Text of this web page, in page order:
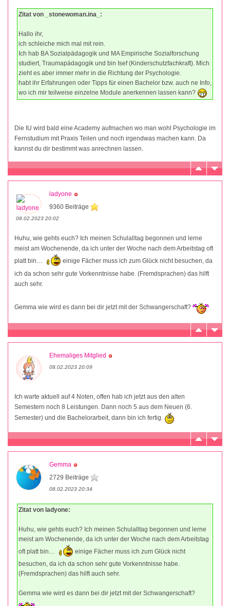
Zitat von _stonewoman.ina_:
Hallo ihr,
ich schleiche mich mal mit rein.
Ich hab BA Sozialpädagogik und MA Empirische Sozialforschung
studiert, Traumapädagogik und bin Isef (Kinderschutzfachkraft). Mich
zieht es aber immer mehr in die Richtung der Psychologie.
habt ihr Erfahrungen oder Tipps für einen Bachelor bzw. auch ne Info,
wo ich mir teilweise einzelne Module anerkennen lassen kann?
Die IU wird bald eine Academy aufmachen wo man wohl Psychologie im
Fernstudium mit Praxis Teilen und noch irgendwas machen kann. Da
kannst du dir bestimmt was anrechnen lassen.
ladyone
9360 Beiträge
08.02.2023 20:02
Huhu, wie gehts euch? Ich meinen Schulalltag begonnen und lerne
meist am Wochenende, da ich unter der Woche nach dem Arbeitstag oft
platt bin…
einige Fächer muss ich zum Glück nicht besuchen, da
ich da schon sehr gute Vorkenntnisse habe. (Fremdsprachen) das hilft
auch sehr.
Gemma wie wird es dann bei dir jetzt mit der Schwangerschaft?
Ehemaliges Mitglied
08.02.2023 20:09
Ich warte aktuell auf 4 Noten, offen hab ich jetzt aus den alten
Semestern noch 8 Leistungen. Dann noch 5 aus dem Neuen (6.
Semester) und die Bachelorarbeit, dann bin ich fertig.
Gemma
2729 Beiträge
08.02.2023 20:34
Zitat von ladyone:
Huhu, wie gehts euch? Ich meinen Schulalltag begonnen und lerne
meist am Wochenende, da ich unter der Woche nach dem Arbeitstag
oft platt bin…
einige Fächer muss ich zum Glück nicht
besuchen, da ich da schon sehr gute Vorkenntnisse habe.
(Fremdsprachen) das hilft auch sehr.
Gemma wie wird es dann bei dir jetzt mit der Schwangerschaft?